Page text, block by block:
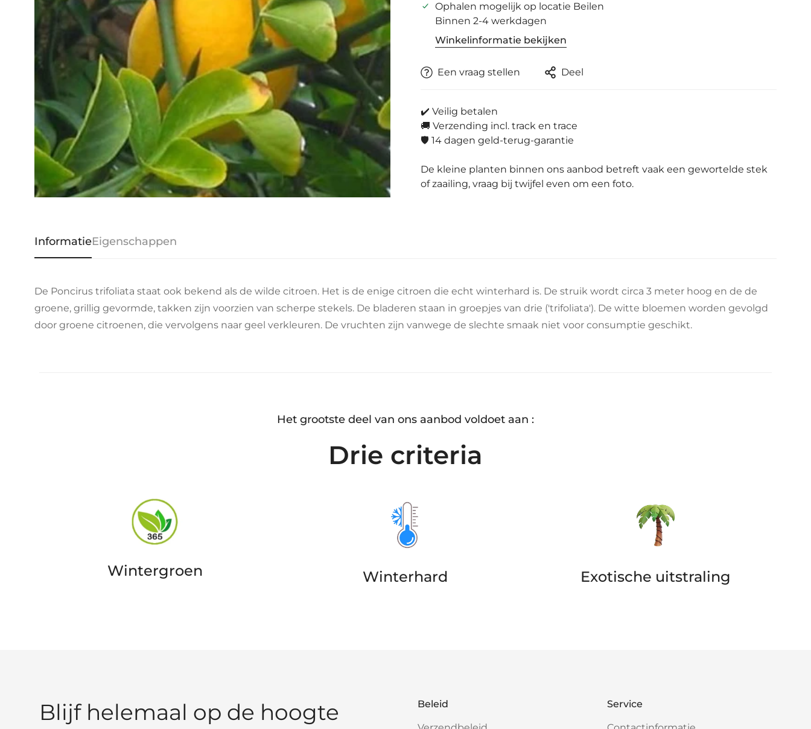
Ophalen mogelijk op locatie Beilen
Binnen 2-4 werkdagen
Winkelinformatie bekijken
Een vraag stellen Deel
✔️ Veilig betalen
🚚 Verzending incl. track en trace
🛡️ 14 dagen geld-terug-garantie
De kleine planten binnen ons aanbod betreft vaak een gewortelde stek
of zaailing, vraag bij twijfel even om een foto.
InformatieEigenschappen
De Poncirus trifoliata staat ook bekend als de wilde citroen. Het is de enige citroen die echt winterhard is. De struik wordt circa 3 meter hoog en de de
groene, grillig gevormde, takken zijn voorzien van scherpe stekels. De bladeren staan in groepjes van drie ('trifoliata'). De witte bloemen worden gevolgd
door groene citroenen, die vervolgens naar geel verkleuren. De vruchten zijn vanwege de slechte smaak niet voor consumptie geschikt.
Het grootste deel van ons aanbod voldoet aan :
Drie criteria
Wintergroen Winterhard Exotische uitstraling
Blijf helemaal op de hoogte Beleid Service